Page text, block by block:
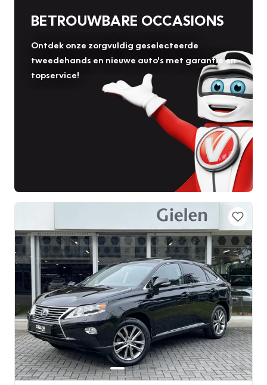
BETROUWBARE OCCASIONS
Ontdek onze zorgvuldig geselecteerde
tweedehands en nieuwe auto's met garantie en
topservice!